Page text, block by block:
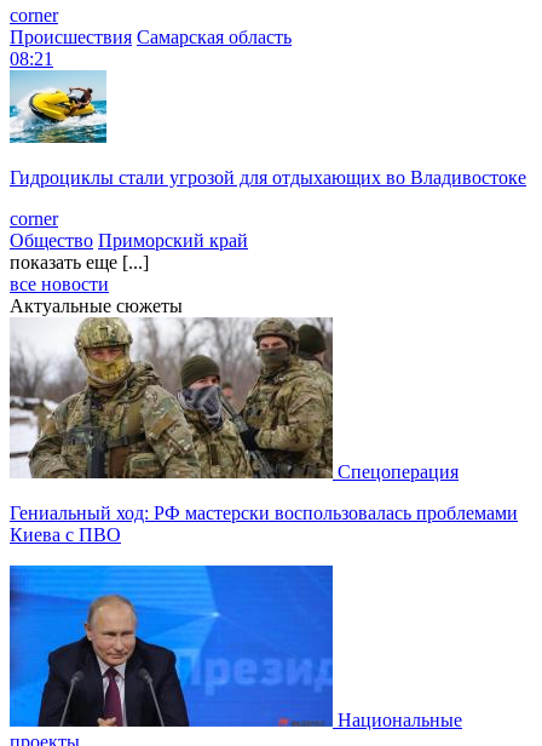
corner
Происшествия Самарская область
08:21
Гидроциклы стали угрозой для отдыхающих во Владивостоке
corner
Общество Приморский край
показать еще [...]
все новости
Актуальные сюжеты
Спецоперация
Гениальный ход: РФ мастерски воспользовалась проблемами
Киева с ПВО
Национальные
проекты